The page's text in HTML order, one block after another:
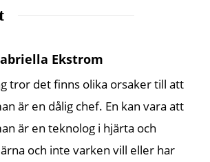
Ekstrom
tror det finns olika orsaker till att
är en dålig chef. En kan vara att
är en teknolog i hjärta och
och inte varken vill eller har